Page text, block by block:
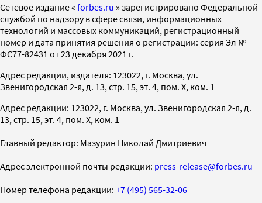
Cетевое издание « forbes.ru » зарегистрировано Федеральной
службой по надзору в сфере связи, информационных
технологий и массовых коммуникаций, регистрационный
номер и дата принятия решения о регистрации: серия Эл №
ФС77-82431 от 23 декабря 2021 г.
Адрес редакции, издателя: 123022, г. Москва, ул.
Звенигородская 2-я, д. 13, стр. 15, эт. 4, пом. X, ком. 1
Адрес редакции: 123022, г. Москва, ул. Звенигородская 2-я, д.
13, стр. 15, эт. 4, пом. X, ком. 1
Главный редактор: Мазурин Николай Дмитриевич
Адрес электронной почты редакции: press-release@forbes.ru
Номер телефона редакции: +7 (495) 565-32-06